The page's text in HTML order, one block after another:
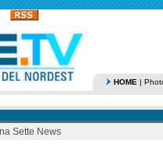
HOME |
Sette News